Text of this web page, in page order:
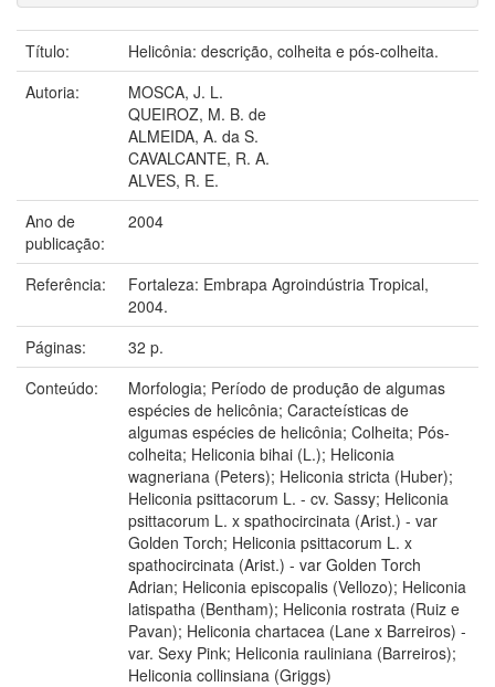
Título:
Helicônia: descrição, colheita e pós-colheita.
Autoria:
MOSCA, J. L.
QUEIROZ, M. B. de
ALMEIDA, A. da S.
CAVALCANTE, R. A.
ALVES, R. E.
Ano de
publicação:
2004
Referência:
Fortaleza: Embrapa Agroindústria Tropical,
2004.
Páginas:
32 p.
Conteúdo:
Morfologia; Período de produção de algumas
espécies de helicônia; Caracteísticas de
algumas espécies de helicônia; Colheita; Pós-
colheita; Heliconia bihai (L.); Heliconia
wagneriana (Peters); Heliconia stricta (Huber);
Heliconia psittacorum L. - cv. Sassy; Heliconia
psittacorum L. x spathocircinata (Arist.) - var
Golden Torch; Heliconia psittacorum L. x
spathocircinata (Arist.) - var Golden Torch
Adrian; Heliconia episcopalis (Vellozo); Heliconia
latispatha (Bentham); Heliconia rostrata (Ruiz e
Pavan); Heliconia chartacea (Lane x Barreiros) -
var. Sexy Pink; Heliconia rauliniana (Barreiros);
Heliconia collinsiana (Griggs)